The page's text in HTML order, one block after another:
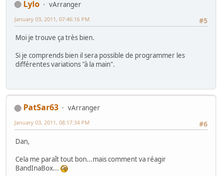
Lylo
vArranger
#5
January 03, 2011, 07:46:16 PM
Moi je trouve ça très bien.
Si je comprends bien il sera possible de programmer les
différentes variations "à la main".
PatSar63
vArranger
#6
January 03, 2011, 08:17:34 PM
Dan,
Cela me paraît tout bon...mais comment va réagir
BandInaBox...